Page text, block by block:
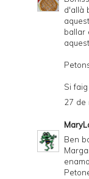
d'allà
ballar
Si
27 de
Ben